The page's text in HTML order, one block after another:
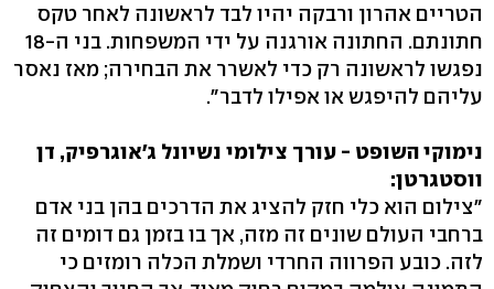
הטריים אהרון ורבקה יהיו לבד לראשונה לאחר טקס
חתונתם. החתונה אורגנה על ידי המשפחות. בני ה-18
נפגשו לראשונה רק כדי לאשרר את הבחירה; מאז נאסר
עליהם להיפגש או אפילו לדבר".
נימוקי השופט - עורך צילומי נשיונל ג'אוגרפיק, דן
ווסטגרטן:
"צילום הוא כלי חזק להציג את הדרכים בהן בני אדם
ברחבי העולם שונים זה מזה, אך בו בזמן גם דומים זה
לזה. כובע הפרווה החרדי ושמלת הכלה רומזים כי